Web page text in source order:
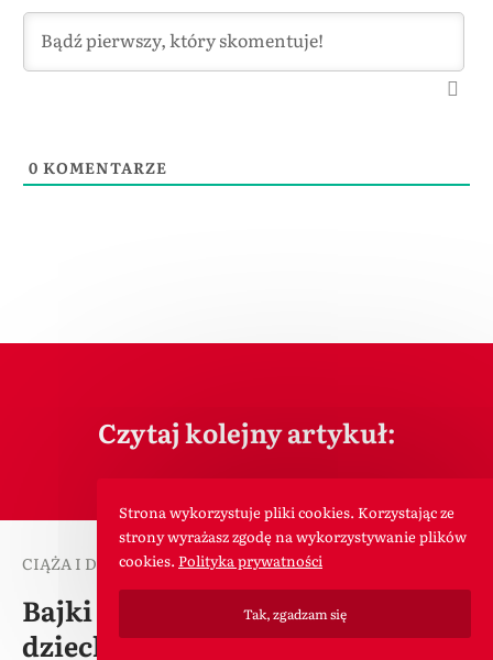
0 KOMENTARZE
Czytaj kolejny artykuł:
CIĄŻA I DZIECKO
Bajki terapeutyczne pomogą
dziecku uporać się z trudnymi
Strona wykorzystuje pliki cookies. Korzystając ze
strony wyrażasz zgodę na wykorzystywanie plików
cookies. Polityka prywatności
Tak, zgadzam się